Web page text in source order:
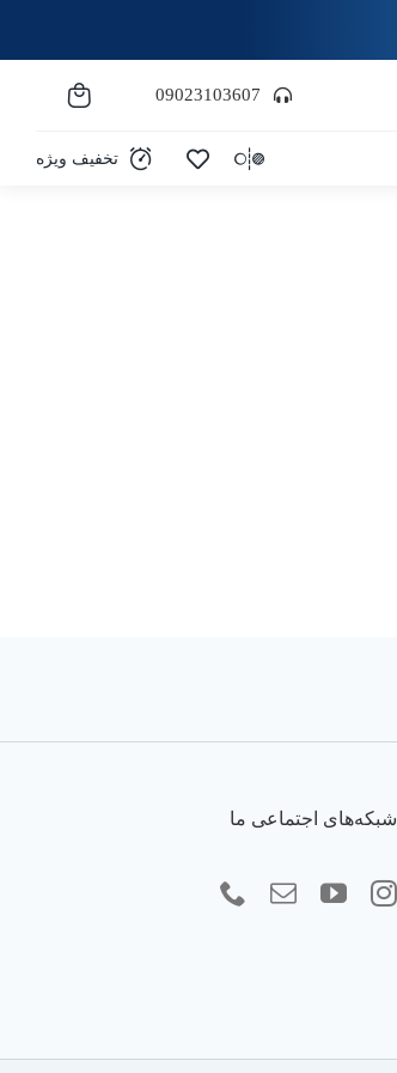
09023103607
تخفیف ویژه
شبکه‌های اجتماعی ما